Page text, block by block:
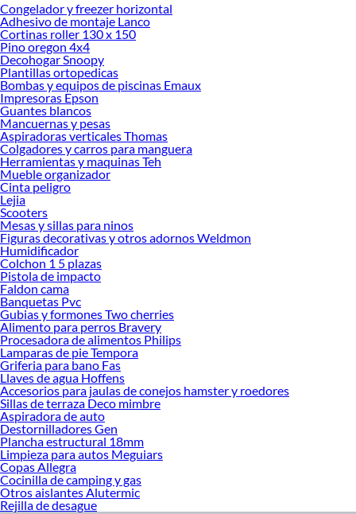
Congelador y freezer horizontal
Adhesivo de montaje Lanco
Cortinas roller 130 x 150
Pino oregon 4x4
Decohogar Snoopy
Plantillas ortopedicas
Bombas y equipos de piscinas Emaux
Impresoras Epson
Guantes blancos
Mancuernas y pesas
Aspiradoras verticales Thomas
Colgadores y carros para manguera
Herramientas y maquinas Teh
Mueble organizador
Cinta peligro
Lejia
Scooters
Mesas y sillas para ninos
Figuras decorativas y otros adornos Weldmon
Humidificador
Colchon 1 5 plazas
Pistola de impacto
Faldon cama
Banquetas Pvc
Gubias y formones Two cherries
Alimento para perros Bravery
Procesadora de alimentos Philips
Lamparas de pie Tempora
Griferia para bano Fas
Llaves de agua Hoffens
Accesorios para jaulas de conejos hamster y roedores
Sillas de terraza Deco mimbre
Aspiradora de auto
Destornilladores Gen
Plancha estructural 18mm
Limpieza para autos Meguiars
Copas Allegra
Cocinilla de camping y gas
Otros aislantes Alutermic
Rejilla de desague